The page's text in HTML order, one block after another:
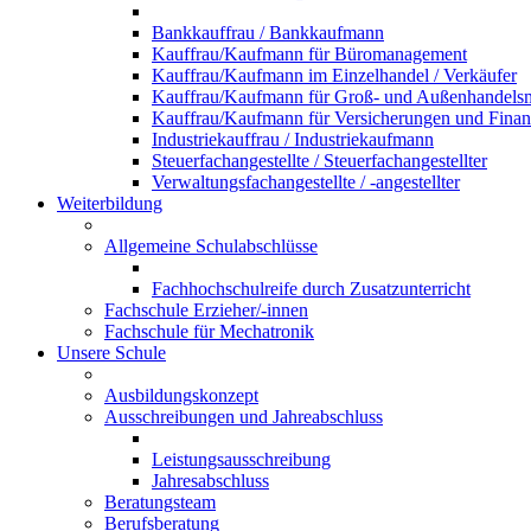
Bankkauffrau / Bankkaufmann
Kauffrau/Kaufmann für Büromanagement
Kauffrau/Kaufmann im Einzelhandel / Verkäufer
Kauffrau/Kaufmann für Groß- und
Kauffrau/Kaufmann für Versicherungen und
Industriekauffrau / Industriekaufmann
Steuerfachangestellte / Steuerfachangestellter
Verwaltungsfachangestellte / -angestellter
Weiterbildung
Allgemeine Schulabschlüsse
Fachhochschulreife durch Zusatzunterricht
Fachschule Erzieher/-innen
Fachschule für Mechatronik
Unsere Schule
Ausbildungskonzept
Ausschreibungen und Jahreabschluss
Leistungsausschreibung
Jahresabschluss
Beratungsteam
Berufsberatung